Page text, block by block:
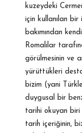
kuzeydeki
için kullanılan bir
bakımından
Romalılar
görülmesinin ve
yürüttükleri
bizim (yani
duygusal bir
tarihi okuyan biri
tarih içeriğinin,